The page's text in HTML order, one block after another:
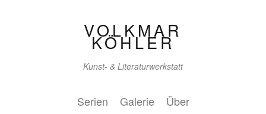
VOLKMAR
KÖHLER
Kunst- & Literaturwerkstatt
Serien Galerie
Über